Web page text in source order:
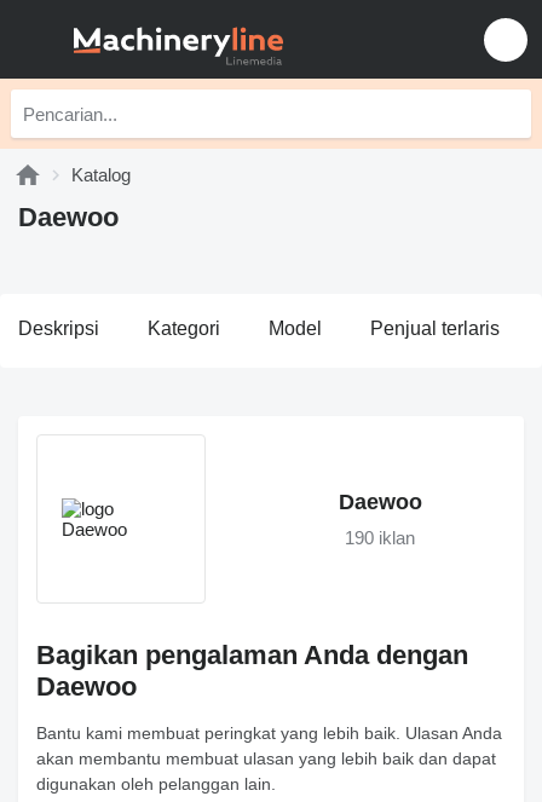
Katalog
Daewoo
Deskripsi Kategori Model Penjual terlaris
Daewoo
190 iklan
Bagikan pengalaman Anda dengan
Daewoo
Bantu kami membuat peringkat yang lebih baik. Ulasan Anda
akan membantu membuat ulasan yang lebih baik dan dapat
digunakan oleh pelanggan lain.